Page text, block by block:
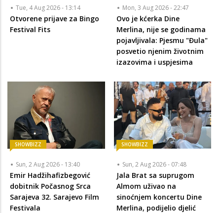
Tue, 4 Aug 2026 - 13:14
Otvorene prijave za Bingo
Festival Fits
Mon, 3 Aug 2026 - 22:47
Ovo je kćerka Dine
Merlina, nije se godinama
pojavljivala: Pjesmu "Đula"
posvetio njenim životnim
izazovima i uspjesima
SHOWBIZZ
Sun, 2 Aug 2026 - 13:40
Emir Hadžihafizbegović
dobitnik Počasnog Srca
Sarajeva 32. Sarajevo Film
Festivala
SHOWBIZZ
Sun, 2 Aug 2026 - 07:48
Jala Brat sa suprugom
Almom uživao na
sinoćnjem koncertu Dine
Merlina, podijelio djelić